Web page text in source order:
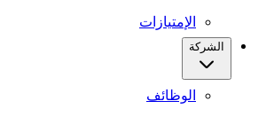
الإمتيازات
الشركة
الوظائف